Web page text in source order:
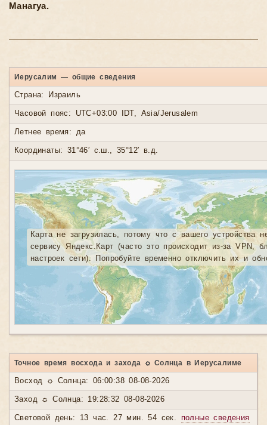
Манагуа.
Иерусалим — общие сведения
Страна: Израиль
Часовой пояс: UTC+03:00 IDT, Asia/Jerusalem
Летнее время: да
Координаты: 31°46′ с.ш., 35°12′ в.д.
Карта не загрузилась, потому что с вашего устройства
сервису Яндекс.Карт (часто это происходит из-за VPN,
настроек сети). Попробуйте временно отключить их и
Точное время восхода и захода ☼ Солнца в Иерусалиме
Восход ☼ Солнца: 06:00:38 08-08-2026
Заход ☼ Солнца: 19:28:32 08-08-2026
Световой день: 13 час. 27 мин. 54 сек. полные сведения